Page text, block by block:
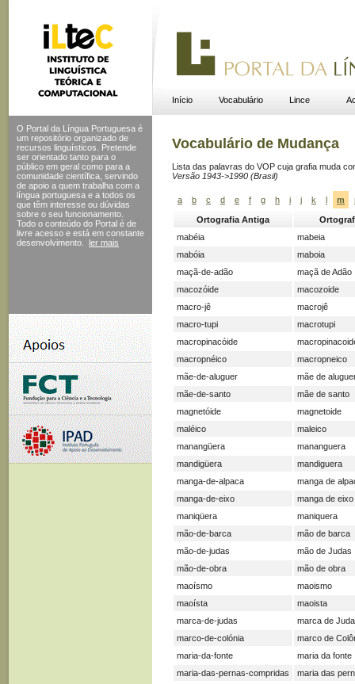
Início Vocabulário Lince
O Portal da Língua Portuguesa é
um repositório organizado de
recursos linguísticos. Pretende
ser orientado tanto para o
público em geral como para a
comunidade científica, servindo
de apoio a quem trabalha com a
língua portuguesa e a todos os
que têm interesse ou dúvidas
sobre o seu funcionamento.
Todo o conteúdo do Portal é de
livre acesso e está em constante
desenvolvimento.
ler mais
Vocabulário de Mudança
Lista das palavras do VOP cuja grafia muda
Versão 1943->1990 (Brasil)
a b c d e f g h i j k l m
Ortografia Antiga
mabéia
mabeia
mabóia
maboia
maçã-de-adão
maçã de Adão
macozóide
macozoide
macro-jê
macrojê
macro-tupi
macrotupi
macropinacóide
macropnéico
macropneico
mãe-de-aluguer
mãe de
mãe-de-santo
mãe de santo
magnetóide
magnetoide
maléico
maleico
manangüera
mananguera
mandigüera
mandiguera
manga-de-alpaca
manga de
manga-de-eixo
manga de eixo
maniqüera
maniquera
mão-de-barca
mão de barca
mão-de-judas
mão de Judas
mão-de-obra
mão de obra
maoísmo
maoismo
maoísta
maoista
marca-de-judas
marca de
marco-de-colónia
marco de
maria-da-fonte
maria da fonte
maria-das-pernas-compridas
maria das